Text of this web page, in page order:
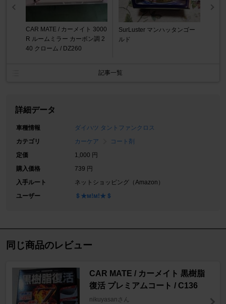
CAR MATE / カーメイト 3000
R ルームミラー カーボン調 2
40 クローム / DZ260
SurLuster マンハッタンゴー
ルド
記事一覧
詳細データ
車種情報
ダイハツ タントファンクロス
カテゴリ
カーケア
コート剤
定価
1,000 円
購入価格
739 円
入手ルート
ネットショッピング（Amazon）
ユーザー
＄★м!м!★＄
同じ商品のレビュー
CAR MATE / カーメイト 黒樹脂
復活 プレミアムコート / C136
nikuyasanさん